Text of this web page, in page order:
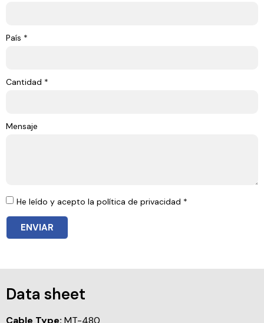
País *
Cantidad *
Mensaje
He leído y acepto la política de privacidad *
ENVIAR
Data sheet